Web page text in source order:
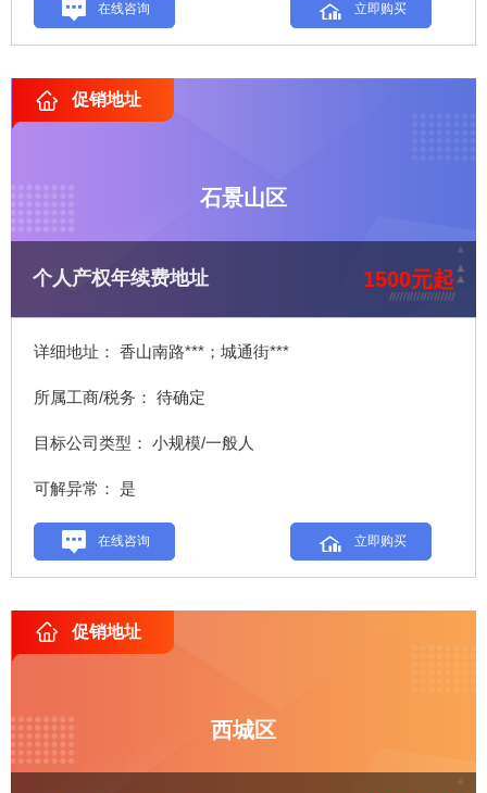
在线咨询 立即购买
促销地址
个人产权年续费地址 1500元起
石景山区
详细地址： 香山南路***；城通街***
所属工商/税务： 待确定
目标公司类型： 小规模/一般人
可解异常： 是
在线咨询 立即购买
促销地址
西城区